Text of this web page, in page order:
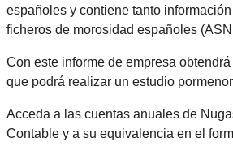
españoles y contiene tanto
ficheros de morosidad españoles
Con este informe de empresa
que podrá realizar un estudio
Acceda a las cuentas anuales de
Contable y a su equivalencia en el